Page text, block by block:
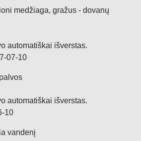
medžiaga, gražus - dovanų
automatiškai išverstas.
automatiškai išverstas.
vandenį